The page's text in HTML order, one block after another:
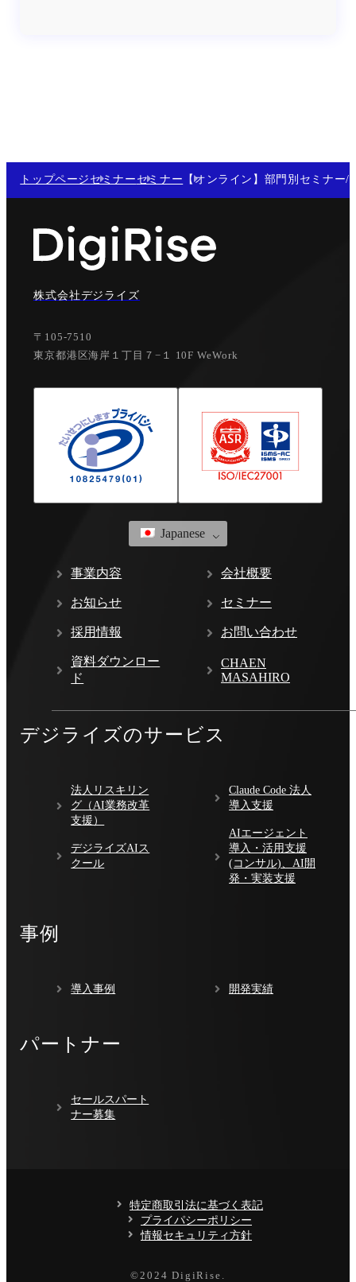
トップページセミナーセミナー 【オンライン】部門別セミナー/
株式会社デジライズ
〒105-7510
東京都港区海岸１丁目７−１ 10F WeWork
Japanese
事業内容 会社概要
お知らせ セミナー
採用情報 お問い合わせ
資料ダウンロー
ド
CHAEN
MASAHIRO
デジライズのサービス
法人リスキリン
グ（AI業務改革
支援）
デジライズAIス
クール
Claude Code 法人
導入支援
AIエージェント
導入・活用支援
(コンサル)、AI開
発・実装支援
事例
導入事例 開発実績
パートナー
セールスパート
ナー募集
©️2024 DigiRise.
特定商取引法に基づく表記
プライパシーポリシー
情報セキュリティ方針